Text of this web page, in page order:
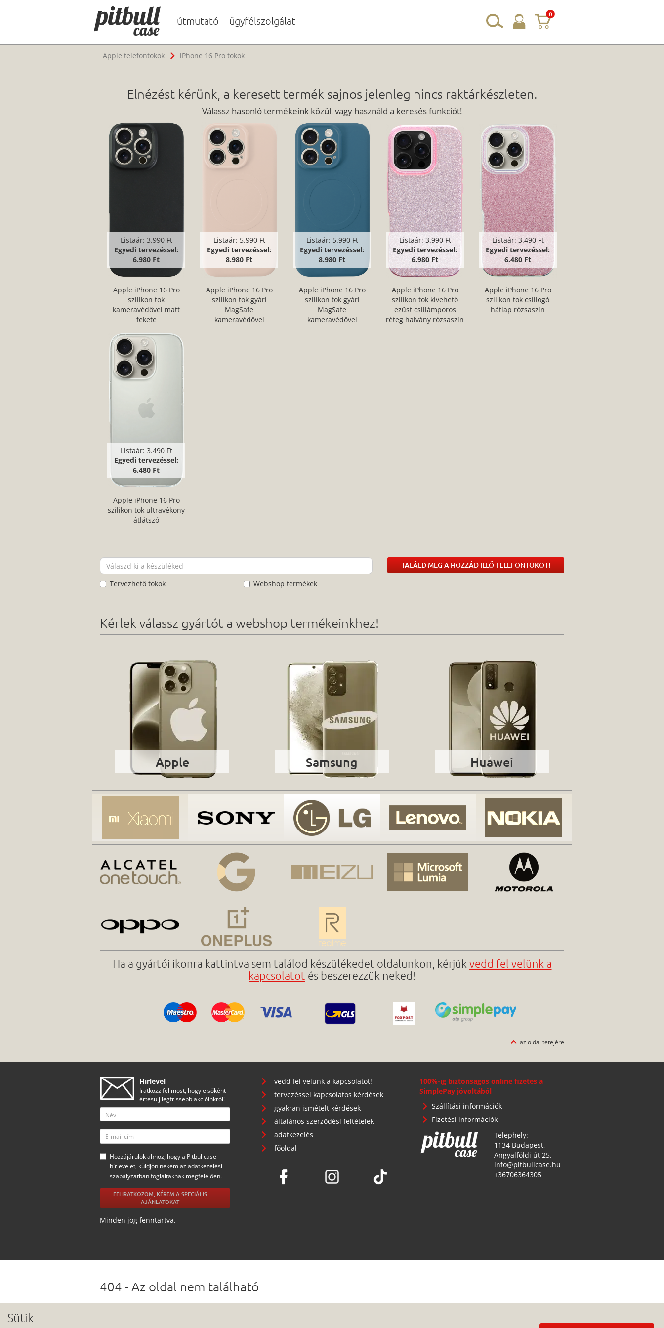
0
útmutató ügyfélszolgálat
Apple telefontokok iPhone 16 Pro tokok
Elnézést kérünk, a keresett termék sajnos jelenleg nincs raktárkészleten.
Válassz hasonló termékeink közül, vagy használd a keresés funkciót!
Listaár: 3.990 Ft
Egyedi tervezéssel:
6.980 Ft
Apple iPhone 16 Pro
szilikon tok
kameravédővel matt
fekete
Listaár: 5.990 Ft
Egyedi tervezéssel:
8.980 Ft
Apple iPhone 16 Pro
szilikon tok gyári
MagSafe
kameravédővel
Listaár: 5.990 Ft
Egyedi tervezéssel:
8.980 Ft
Apple iPhone 16 Pro
szilikon tok gyári
MagSafe
kameravédővel
Listaár: 3.990 Ft
Egyedi tervezéssel:
6.980 Ft
Apple iPhone 16 Pro
szilikon tok kivehető
ezüst csillámporos
réteg halvány rózsaszín
Listaár: 3.490 Ft
Egyedi tervezéssel:
6.480 Ft
Apple iPhone 16 Pro
szilikon tok csillogó
hátlap rózsaszín
Listaár: 3.490 Ft
Egyedi tervezéssel:
6.480 Ft
Apple iPhone 16 Pro
szilikon tok ultravékony
átlátszó
Tervezhető tokok Webshop termékek
TALÁLD MEG A HOZZÁD ILLŐ TELEFONTOKOT!
Kérlek válassz gyártót a webshop termékeinkhez!
Apple Samsung Huawei
Ha a gyártói ikonra kattintva sem találod készülékedet oldalunkon, kérjük vedd fel velünk a
kapcsolatot és beszerezzük neked!
az oldal tetejére
Hírlevél
Iratkozz fel most, hogy elsőként
értesülj legfrissebb akcióinkról!
Hozzájárulok ahhoz, hogy a Pitbullcase
hírlevelet, küldjön nekem azadatkezelési
szabályzatban foglaltaknak megfelelően.
FELIRATKOZOM, KÉREM A SPECIÁLIS
AJÁNLATOKAT
Minden jog fenntartva.
vedd fel velünk a kapcsolatot!
tervezéssel kapcsolatos kérdések
gyakran ismételt kérdések
általános szerződési feltételek
adatkezelés
főoldal
100%-ig biztonságos online fizetés a
SimplePay jóvoltából
Szállítási információk
Fizetési információk
Telephely:
1134 Budapest,
Angyalföldi út 25.
info@pitbullcase.hu
+36706364305
Sütik
404 - Az oldal nem található